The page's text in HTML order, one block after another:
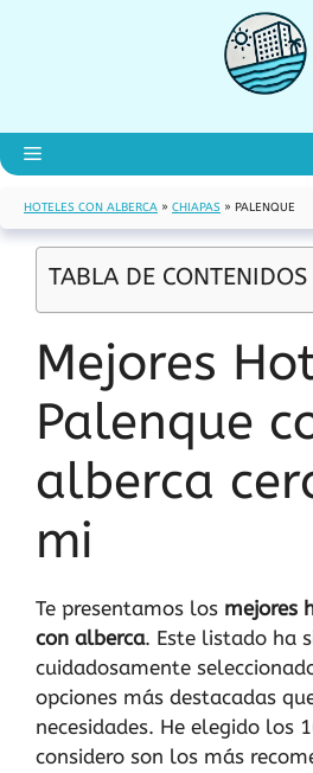
Menú
HOTELES CON ALBERCA » CHIAPAS » PALENQUE
TABLA DE CONTENIDOS
Mejores
Palenque
alberca
mi
Te presentamos los mejores
con alberca. Este listado ha
cuidadosamente
opciones más destacadas
necesidades. He elegido los
considero son los más